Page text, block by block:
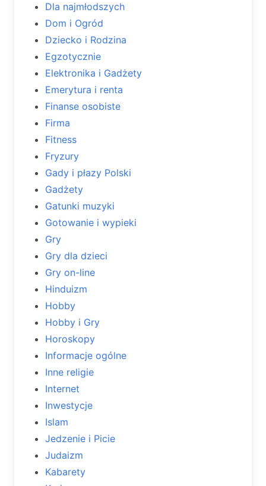
Dla najmłodszych
Dom i Ogród
Dziecko i Rodzina
Egzotycznie
Elektronika i Gadżety
Emerytura i renta
Finanse osobiste
Firma
Fitness
Fryzury
Gady i płazy Polski
Gadżety
Gatunki muzyki
Gotowanie i wypieki
Gry
Gry dla dzieci
Gry on-line
Hinduizm
Hobby
Hobby i Gry
Horoskopy
Informacje ogólne
Inne religie
Internet
Inwestycje
Islam
Jedzenie i Picie
Judaizm
Kabarety